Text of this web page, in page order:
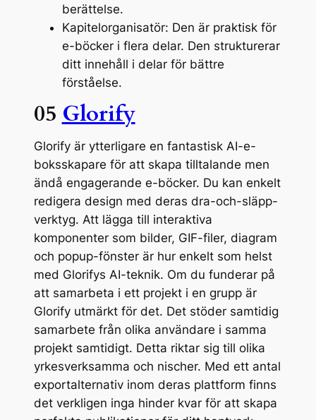
berättelse.
Kapitelorganisatör: Den är praktisk för
e-böcker i flera delar. Den strukturerar
ditt innehåll i delar för bättre
förståelse.
05 Glorify
Glorify är ytterligare en fantastisk AI-e-
boksskapare för att skapa tilltalande men
ändå engagerande e-böcker. Du kan enkelt
redigera design med deras dra-och-släpp-
verktyg. Att lägga till interaktiva
komponenter som bilder, GIF-filer, diagram
och popup-fönster är hur enkelt som helst
med Glorifys AI-teknik. Om du funderar på
att samarbeta i ett projekt i en grupp är
Glorify utmärkt för det. Det stöder samtidig
samarbete från olika användare i samma
projekt samtidigt. Detta riktar sig till olika
yrkesverksamma och nischer. Med ett antal
exportalternativ inom deras plattform finns
det verkligen inga hinder kvar för att skapa